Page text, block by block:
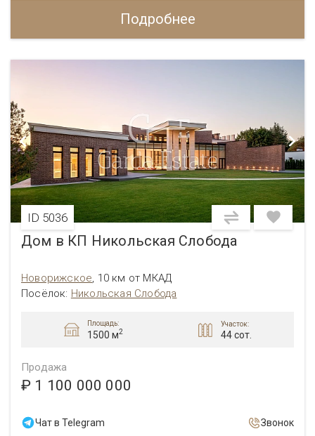
Подробнее
ID 5036
Дом в КП Никольская Слобода
Новорижское, 10 км от МКАД
Посёлок: Никольская Слобода
Площадь:
1500 м2
Участок:
44 сот.
Продажа
₽ 1 100 000 000
Чат в Telegram Звонок